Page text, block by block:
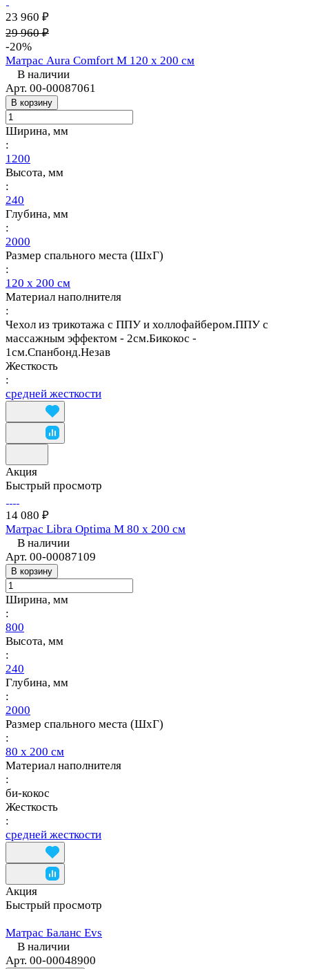
23 960 ₽
29 960 ₽
-20%
Матрас Aura Comfort M 120 х 200 см
В наличии
Арт. 00-00087061
В корзину
Ширина, мм
:
1200
Высота, мм
:
240
Глубина, мм
:
2000
Размер спального места (ШхГ)
:
120 х 200 см
Материал наполнителя
:
Чехол из трикотажа с ППУ и холлофайбером.ППУ с
массажным эффектом - 2см.Бикокос -
1см.Спанбонд.Незав
Жесткость
:
средней жесткости
Акция
Быстрый просмотр
14 080 ₽
Матрас Libra Optima M 80 х 200 см
В наличии
Арт. 00-00087109
В корзину
Ширина, мм
:
800
Высота, мм
:
240
Глубина, мм
:
2000
Размер спального места (ШхГ)
:
80 х 200 см
Материал наполнителя
:
би-кокос
Жесткость
:
средней жесткости
Акция
Быстрый просмотр
Матрас Баланс Evs
В наличии
Арт. 00-00048900